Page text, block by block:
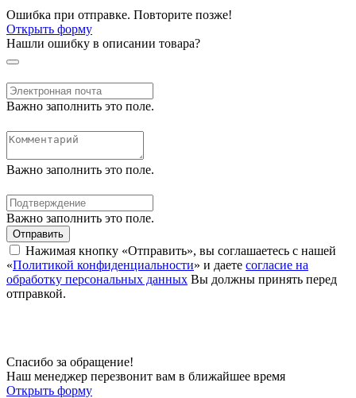
Ошибка при отправке. Повторите позже!
Открыть форму
Нашли ошибку в описании товара?
Важно заполнить это поле.
Важно заполнить это поле.
Важно заполнить это поле.
Отправить
Нажимая кнопку «Отправить», вы соглашаетесь с нашей
«Политикой конфиденциальности» и даете согласие на
обработку персональных данных Вы должны принять перед
отправкой.
Спасибо за обращение!
Наш менеджер перезвонит вам в ближайшее время
Открыть форму